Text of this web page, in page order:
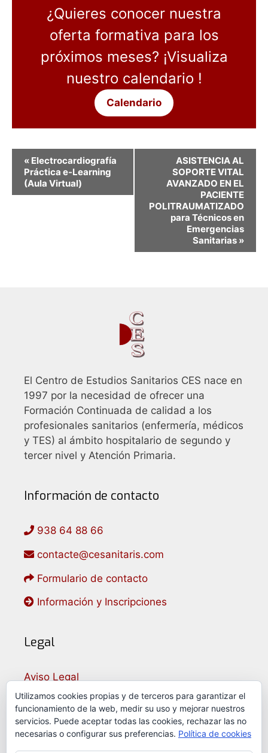
¿Quieres conocer nuestra
oferta formativa para los
próximos meses? ¡Visualiza
nuestro calendario !
Calendario
v
« Electrocardiografía
Práctica e-Learning
(Aula Virtual)
ASISTENCIA AL
SOPORTE VITAL
AVANZADO EN EL
PACIENTE
POLITRAUMATIZADO
para Técnicos en
Emergencias
Sanitarias »
El Centro de Estudios Sanitarios CES nace en
1997 por la necesidad de ofrecer una
Formación Continuada de calidad a los
profesionales sanitarios (enfermería, médicos
y TES) al ámbito hospitalario de segundo y
tercer nivel y Atención Primaria.
Información de contacto
938 64 88 66
contacte@cesanitaris.com
Formulario de contacto
Información y Inscripciones
Legal
Aviso Legal
Política de Privacidad
Política de Cookies
Utilizamos cookies propias y de terceros para garantizar el
funcionamiento de la web, medir su uso y mejorar nuestros
servicios. Puede aceptar todas las cookies, rechazar las no
necesarias o configurar sus preferencias. Política de cookies